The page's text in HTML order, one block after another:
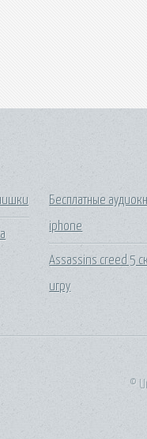
Бесплатные
iphone
Assassins creed 5
игру
©